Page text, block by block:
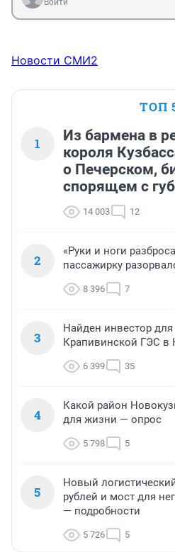
Войти
Новости СМИ2
ТОП
1
Из бармена в
короля
о Печерском,
спорящем с
14 003 12
2
«Руки и ноги
пассажирку
8 396 7
3
Найден инвестор
Крапивинской ГЭС в
6 399 35
4
Какой район
для жизни — опрос
5 798 5
5
Новый
рублей и мост для
— подробности
5 726 5